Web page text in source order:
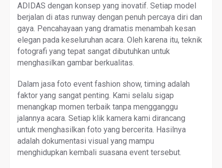
ADIDAS dengan konsep yang inovatif. Setiap model
berjalan di atas runway dengan penuh percaya diri dan
gaya. Pencahayaan yang dramatis menambah kesan
elegan pada keseluruhan acara. Oleh karena itu, teknik
fotografi yang tepat sangat dibutuhkan untuk
menghasilkan gambar berkualitas.
Dalam jasa foto event fashion show, timing adalah
faktor yang sangat penting. Kami selalu sigap
menangkap momen terbaik tanpa mengganggu
jalannya acara. Setiap klik kamera kami dirancang
untuk menghasilkan foto yang bercerita. Hasilnya
adalah dokumentasi visual yang mampu
menghidupkan kembali suasana event tersebut.